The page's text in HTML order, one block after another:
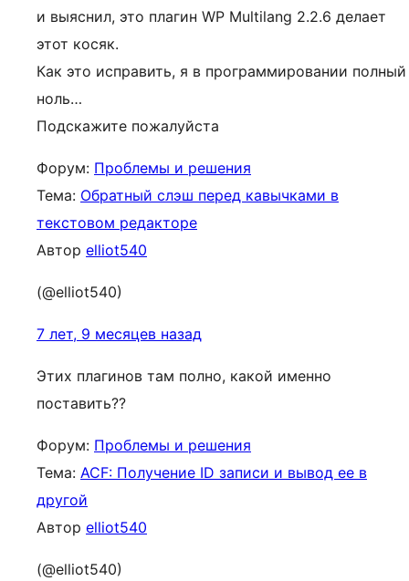
и выяснил, это плагин WP Multilang 2.2.6 делает
этот косяк.
Как это исправить, я в программировании полный
ноль…
Подскажите пожалуйста
Форум: Проблемы и решения
Тема: Обратный слэш перед кавычками в
текстовом редакторе
Автор elliot540
(@elliot540)
7 лет, 9 месяцев назад
Этих плагинов там полно, какой именно
поставить??
Форум: Проблемы и решения
Тема: ACF: Получение ID записи и вывод ее в
другой
Автор elliot540
(@elliot540)